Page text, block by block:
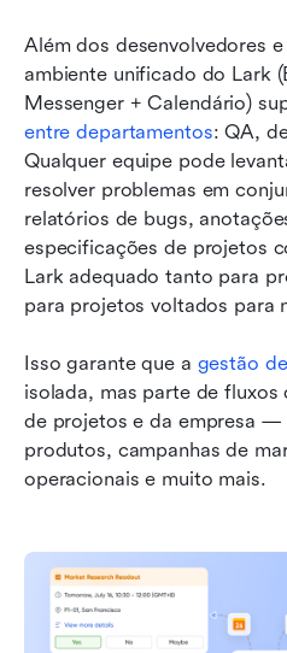
Além dos desenvolvedores
ambiente unificado do Lark
Messenger + Calendário)
entre departamentos: QA,
Qualquer equipe pode
resolver problemas em
relatórios de bugs,
especificações de projetos
Lark adequado tanto para
para projetos voltados para
Isso garante que a gestão
isolada, mas parte de fluxos
de projetos e da empresa —
produtos, campanhas de
operacionais e muito mais.